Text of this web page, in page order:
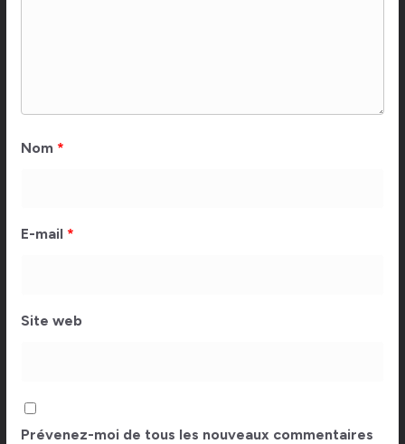
Nom *
E-mail *
Site web
Prévenez-moi de tous les nouveaux commentaires